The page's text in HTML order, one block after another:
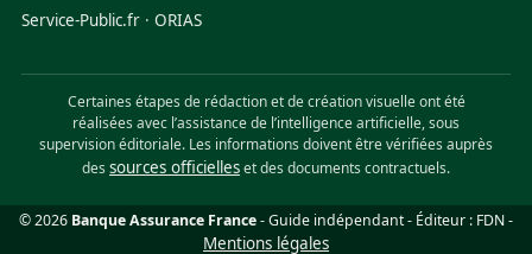
Service-Public.fr · ORIAS
Certaines étapes de rédaction et de création visuelle ont été
réalisées avec l’assistance de l’intelligence artificielle, sous
supervision éditoriale. Les informations doivent être vérifiées auprès
des sources officielleset des documents contractuels.
© 2026 Banque Assurance France- Guide indépendant - Éditeur : FDN -
Mentions légales